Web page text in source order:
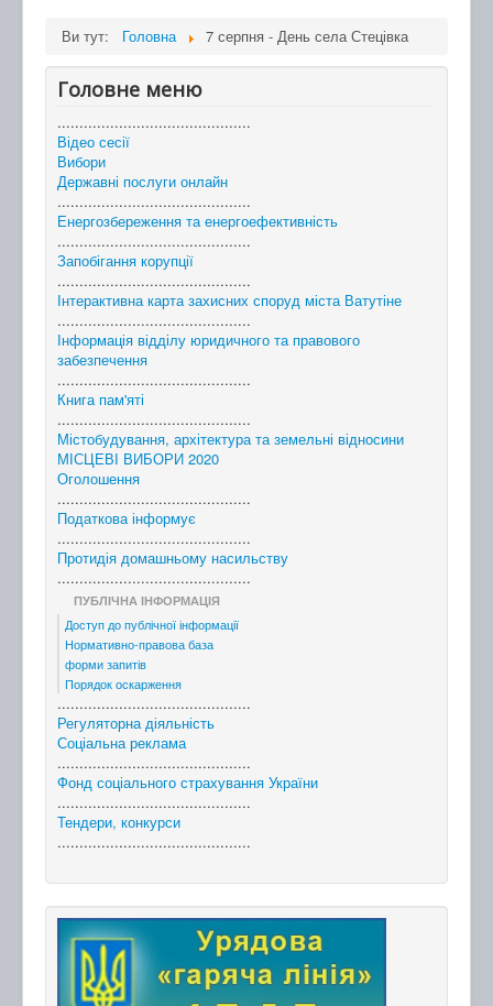
Ви тут: Головна 7 серпня - День села Стецівка
Головне меню
............................................
Відео сесії
Вибори
Державні послуги онлайн
............................................
Енергозбереження та енергоефективність
............................................
Запобігання корупції
............................................
Інтерактивна карта захисних споруд міста Ватутіне
............................................
Інформація відділу юридичного та правового
забезпечення
............................................
Книга пам'яті
............................................
Містобудування, архітектура та земельні відносини
МІСЦЕВІ ВИБОРИ 2020
Оголошення
............................................
Податкова інформує
............................................
Протидія домашньому насильству
............................................
ПУБЛІЧНА ІНФОРМАЦІЯ
Доступ до публічної інформації
Нормативно-правова база
форми запитів
Порядок оскарження
............................................
Регуляторна діяльність
Соціальна реклама
............................................
Фонд соціального страхування України
............................................
Тендери, конкурси
............................................